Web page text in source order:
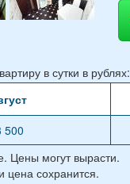
в сутки в рублях:
500
Цены могут вырасти.
цена сохранится.